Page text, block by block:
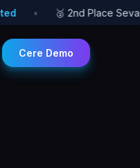
• 🥈 2nd Place Sevan
Cere Demo